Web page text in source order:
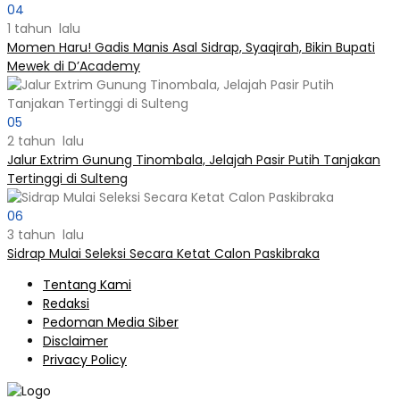
04
1 tahun lalu
Momen Haru! Gadis Manis Asal Sidrap, Syaqirah, Bikin Bupati
Mewek di D’Academy​
05
2 tahun lalu
Jalur Extrim Gunung Tinombala, Jelajah Pasir Putih Tanjakan
Tertinggi di Sulteng
06
3 tahun lalu
Sidrap Mulai Seleksi Secara Ketat Calon Paskibraka
Tentang Kami
Redaksi
Pedoman Media Siber
Disclaimer
Privacy Policy